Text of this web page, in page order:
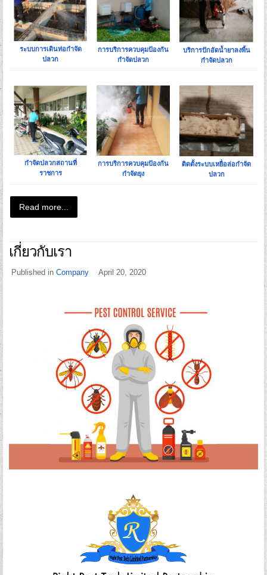
ระบบการเดินท่อกำจัด
ปลวก
การบริการควบคุมป้องกัน
กำจัดปลวก
บริการปักอัดน้ำยาลงพื้น
กำจัดปลวก
กำจัดปลวกสถานที่
ราชการ
การบริการควบคุมป้องกัน
กำจัดยุง
ติดตั้งระบบเหยื่อล่อกำจัด
ปลวก
Read more...
เกี่ยวกับเรา
Published in Company April 20, 2020